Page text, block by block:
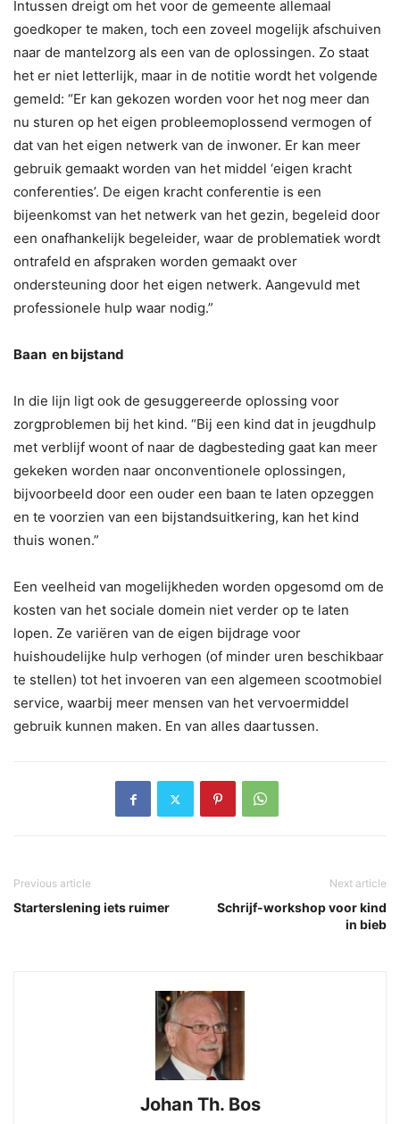
Intussen dreigt om het voor de gemeente allemaal
goedkoper te maken, toch een zoveel mogelijk afschuiven
naar de mantelzorg als een van de oplossingen. Zo staat
het er niet letterlijk, maar in de notitie wordt het volgende
gemeld: “Er kan gekozen worden voor het nog meer dan
nu sturen op het eigen probleemoplossend vermogen of
dat van het eigen netwerk van de inwoner. Er kan meer
gebruik gemaakt worden van het middel ‘eigen kracht
conferenties’. De eigen kracht conferentie is een
bijeenkomst van het netwerk van het gezin, begeleid door
een onafhankelijk begeleider, waar de problematiek wordt
ontrafeld en afspraken worden gemaakt over
ondersteuning door het eigen netwerk. Aangevuld met
professionele hulp waar nodig.”
Baan en bijstand
In die lijn ligt ook de gesuggereerde oplossing voor
zorgproblemen bij het kind. “Bij een kind dat in jeugdhulp
met verblijf woont of naar de dagbesteding gaat kan meer
gekeken worden naar onconventionele oplossingen,
bijvoorbeeld door een ouder een baan te laten opzeggen
en te voorzien van een bijstandsuitkering, kan het kind
thuis wonen.”
Een veelheid van mogelijkheden worden opgesomd om de
kosten van het sociale domein niet verder op te laten
lopen. Ze variëren van de eigen bijdrage voor
huishoudelijke hulp verhogen (of minder uren beschikbaar
te stellen) tot het invoeren van een algemeen scootmobiel
service, waarbij meer mensen van het vervoermiddel
gebruik kunnen maken. En van alles daartussen.
Previous article
Starterslening iets ruimer
Next article
Schrijf-workshop voor kind
in bieb
Johan Th. Bos